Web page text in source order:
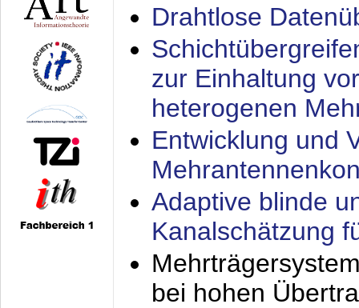
Drahtlose
zur Einhaltung
heterogenen
Entwicklung und
Adaptive blinde
Kanalschätzung
bei hohen